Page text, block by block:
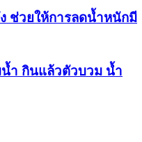
ช่วยให้การลดน้ำหนักมี
น้ำ กินแล้วตัวบวม น้ำ